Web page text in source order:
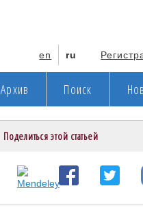
en ru
Архив Поиск
Поделиться этой статьей